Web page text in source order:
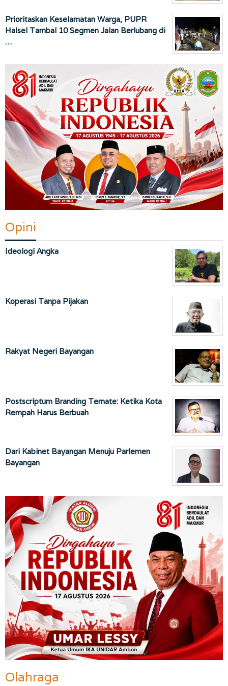
Prioritaskan Keselamatan Warga, PUPR
Halsel Tambal 10 Segmen Jalan Berlubang di
…
Opini
Ideologi Angka
Koperasi Tanpa Pijakan
Rakyat Negeri Bayangan
Postscriptum Branding Ternate: Ketika Kota
Rempah Harus Berbuah
Dari Kabinet Bayangan Menuju Parlemen
Bayangan
Olahraga